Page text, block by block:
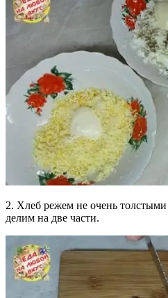
2. Хлеб режем не очень
делим на две части.